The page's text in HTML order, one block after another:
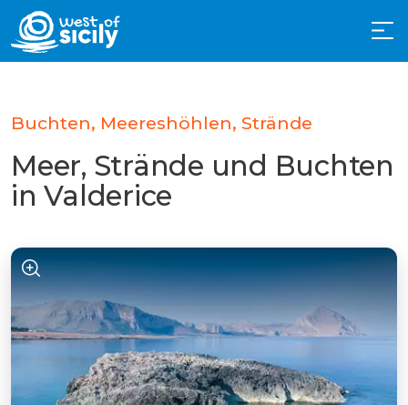
Buchten, Meereshöhlen, Strände
Meer, Strände und Buchten
in Valderice